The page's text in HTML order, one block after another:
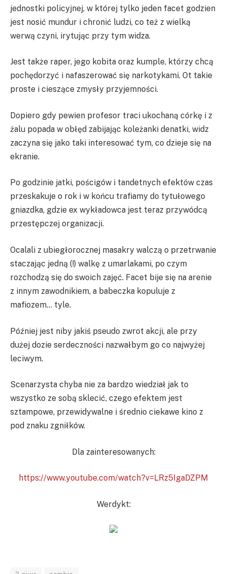
jednostki policyjnej, w której tylko jeden facet godzien
jest nosić mundur i chronić ludzi, co też z wielką
werwą czyni, irytując przy tym widza.
Jest także raper, jego kobita oraz kumple, którzy chcą
pochędorzyć i nafaszerować się narkotykami. Ot takie
proste i cieszące zmysły przyjemności.
Dopiero gdy pewien profesor traci ukochaną córkę i z
żalu popada w obłęd zabijając koleżanki denatki, widz
zaczyna się jako taki interesować tym, co dzieje się na
ekranie.
Po godzinie jatki, pościgów i tandetnych efektów czas
przeskakuje o rok i w końcu trafiamy do tytułowego
gniazdka, gdzie ex wykładowca jest teraz przywódcą
przestępczej organizacji.
Ocalali z ubiegłorocznej masakry walczą o przetrwanie
staczając jedną (!) walkę z umarlakami, po czym
rozchodzą się do swoich zajęć. Facet bije się na arenie
z innym zawodnikiem, a babeczka kopuluje z
mafiozem… tyle.
Później jest niby jakiś pseudo zwrot akcji, ale przy
dużej dozie serdeczności nazwałbym go co najwyżej
leciwym.
Scenarzysta chyba nie za bardzo wiedział jak to
wszystko ze sobą sklecić, czego efektem jest
sztampowe, przewidywalne i średnio ciekawe kino z
pod znaku zgniłków.
Dla zainteresowanych:
https://www.youtube.com/watch?v=LRz5IgaDZPM
Werdykt: